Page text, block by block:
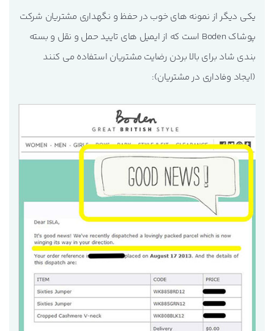
یکی دیگر از نمونه های خوب در حفظ و نگهداری مشتریان شرکت
پوشاک Boden است که از ایمیل های تایید حمل و نقل و بسته
بندی شاد برای بالا بردن رضایت مشتریان استفاده می کنند
(ایجاد وفاداری در مشتریان):